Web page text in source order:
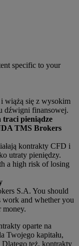
specific to your
wiążą się z wysokim
dźwigni finansowej.
traci pieniądze
TMS Brokers
kontrakty CFD i
utraty pieniędzy.
a high risk of losing
S.A. You should
work and whether you
money.
oparte na
Twojego kapitału,
też, kontrakty